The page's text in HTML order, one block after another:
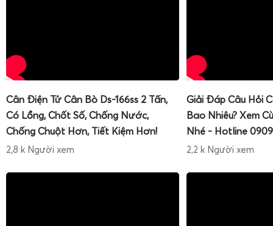
Cân Điện Tử Cân Bò Ds-166ss 2 Tấn,
Có Lồng, Chốt Số, Chống Nước,
Chống Chuột Hơn, Tiết Kiệm Hơn!
2,8 k Người xem
Giải Đáp Câu Hỏi
Bao Nhiêu? Xem
Nhé - Hotline
2,2 k Người xem